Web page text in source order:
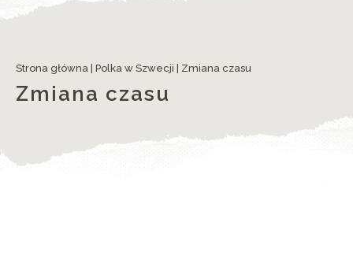
Strona główna Polka w Szwecji Zmiana czasu
Zmiana czasu